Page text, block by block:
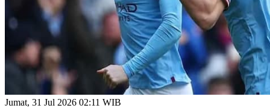
Jumat, 31 Jul 2026 02:11 WIB